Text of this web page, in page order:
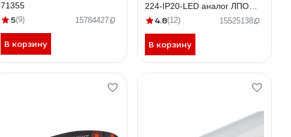
71355
5(9) 15784427
В корзину
224-IP20-LED аналог ЛПО
2х36 94588
4.8(12) 15525138
В корзину